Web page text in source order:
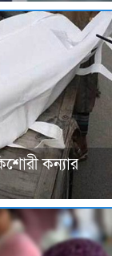
কন্যার